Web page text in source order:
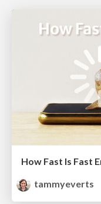
How Fast Is Fast
tammyeverts